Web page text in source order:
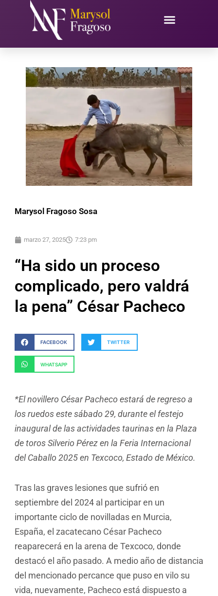
contenido
Marysol Fragoso Sosa
marzo 27, 2025 7:23 pm
“Ha sido un proceso
complicado, pero valdrá
la pena” César Pacheco
FACEBOOK TWITTER
WHATSAPP
*El novillero César Pacheco estará de regreso a
los ruedos este sábado 29, durante el festejo
inaugural de las actividades taurinas en la Plaza
de toros Silverio Pérez en la Feria Internacional
del Caballo 2025 en Texcoco, Estado de México.
Tras las graves lesiones que sufrió en
septiembre del 2024 al participar en un
importante ciclo de novilladas en Murcia,
España, el zacatecano César Pacheco
reaparecerá en la arena de Texcoco, donde
destacó el año pasado. A medio año de distancia
del mencionado percance que puso en vilo su
vida, nuevamente, Pacheco está dispuesto a